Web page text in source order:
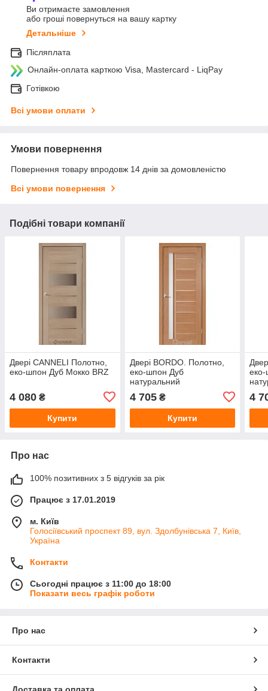
Ви отримаєте замовлення
або гроші повернуться на вашу картку
Детальніше
Післяплата
Онлайн-оплата карткою Visa, Mastercard - LiqPay
Готівкою
Всі умови оплати
Умови повернення
Повернення товару впродовж 14 днів за домовленістю
Всі умови повернення
Подібні товари компанії
Двері CANNELI Полотно,
еко-шпон Дуб Мокко BRZ
4 080 ₴
Купити
Двері BORDO. Полотно,
еко-шпон Дуб
натуральний
4 705₴
Купити
4
Про нас
100% позитивних з 5 відгуків за рік
Працює з 17.01.2019
м. Київ
Голосіївський проспект 89, вул. Здолбунівська 7, Київ,
Україна
Контакти
Сьогодні працює з 11:00 до 18:00
Показати весь графік роботи
Про нас
Контакти
Доставка та оплата